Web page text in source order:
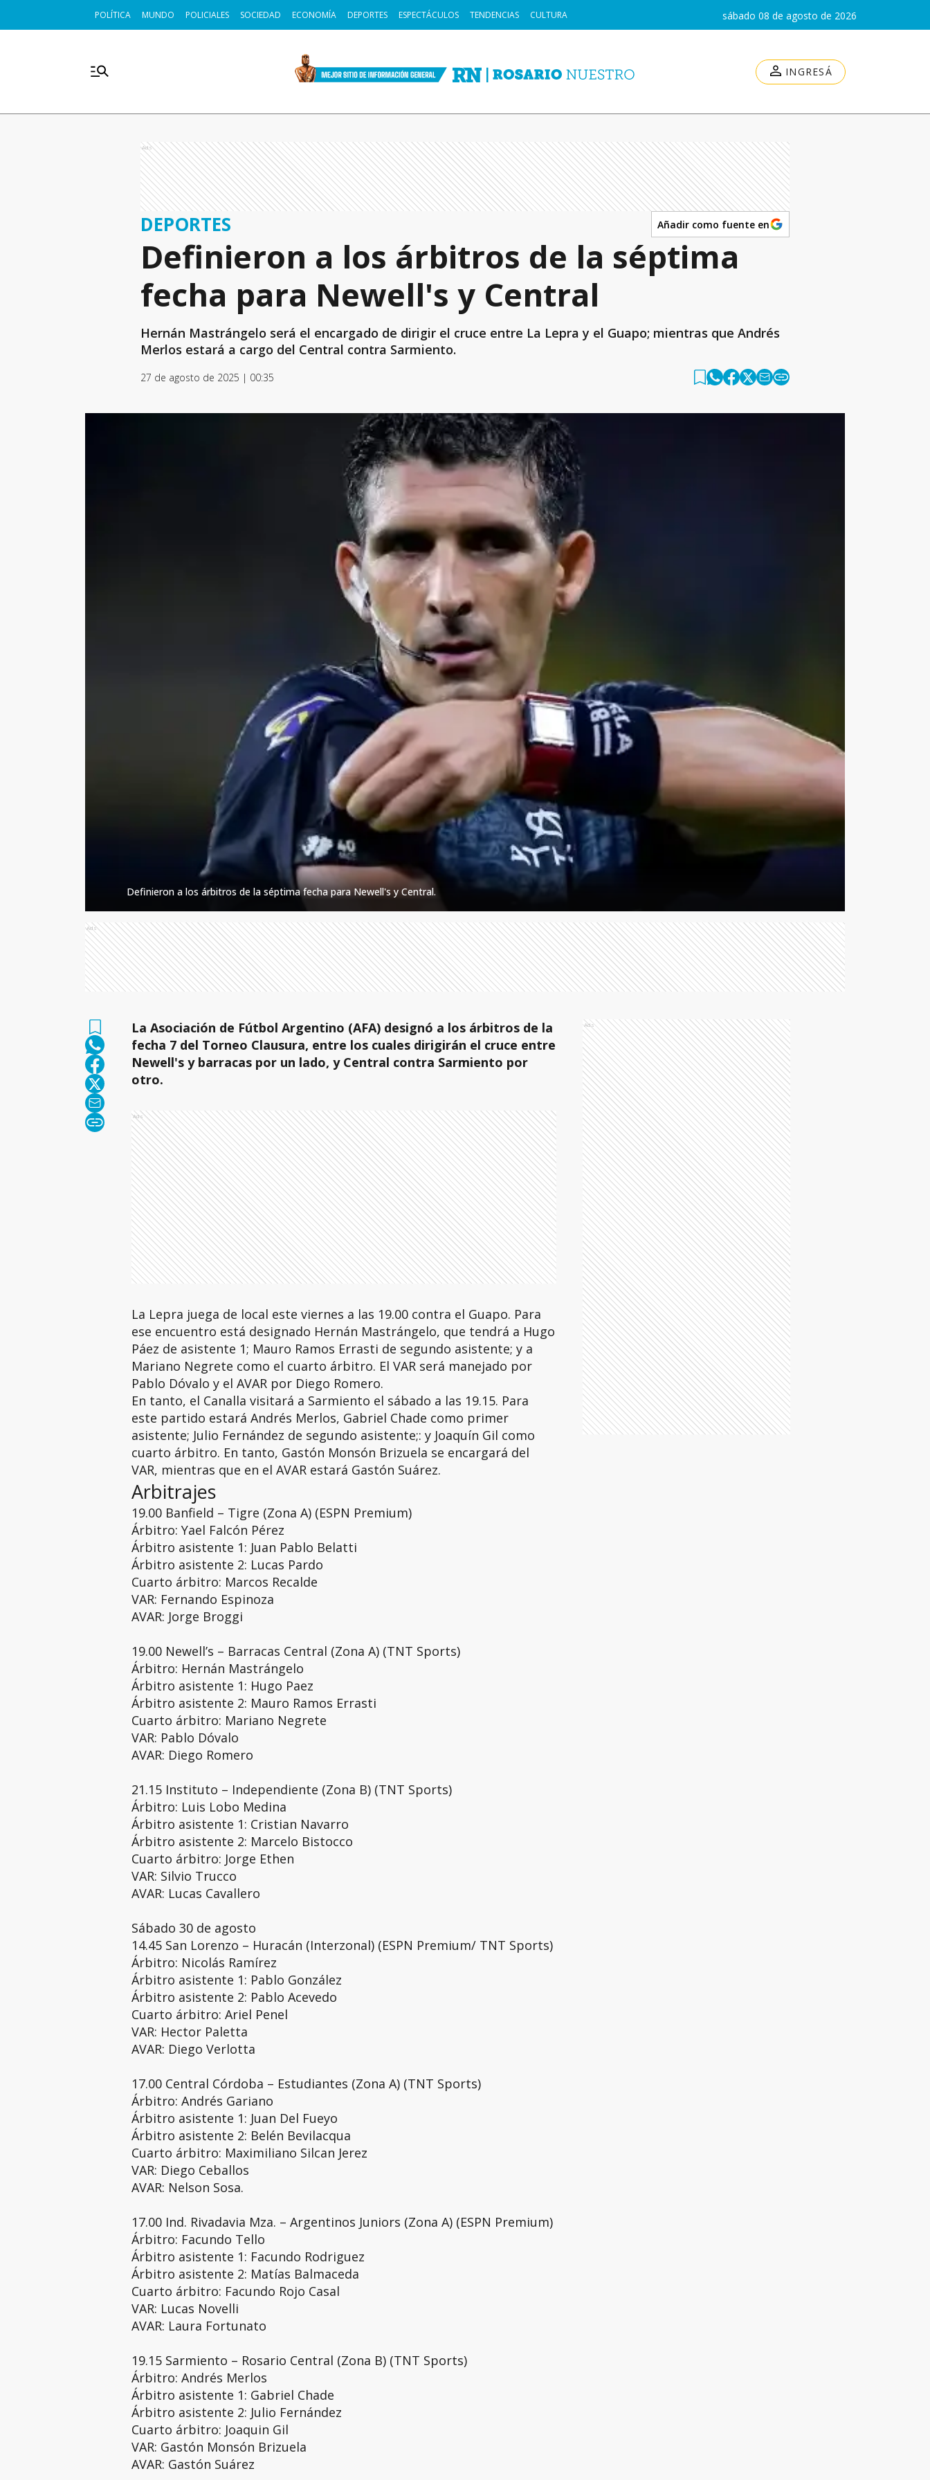
POLÍTICA MUNDO POLICIALES SOCIEDAD ECONOMÍA DEPORTES ESPECTÁCULOS TENDENCIAS CULTURA sábado 08 de agosto de 2026
INGRESÁ
Ads
DEPORTES Añadir como fuente en
Definieron a los árbitros de la séptima
fecha para Newell's y Central
Hernán Mastrángelo será el encargado de dirigir el cruce entre La Lepra y el Guapo; mientras que Andrés
Merlos estará a cargo del Central contra Sarmiento.
27 de agosto de 2025 | 00:35
Definieron a los árbitros de la séptima fecha para Newell's y Central.
Ads
La Asociación de Fútbol Argentino (AFA) designó a los árbitros de la
fecha 7 del Torneo Clausura, entre los cuales dirigirán el cruce entre
Newell's y barracas por un lado, y Central contra Sarmiento por
otro.
Ads
La Lepra juega de local este viernes a las 19.00 contra el Guapo. Para
ese encuentro está designado Hernán Mastrángelo, que tendrá a Hugo
Páez de asistente 1; Mauro Ramos Errasti de segundo asistente; y a
Mariano Negrete como el cuarto árbitro. El VAR será manejado por
Pablo Dóvalo y el AVAR por Diego Romero.
En tanto, el Canalla visitará a Sarmiento el sábado a las 19.15. Para
este partido estará Andrés Merlos, Gabriel Chade como primer
asistente; Julio Fernández de segundo asistente;: y Joaquín Gil como
cuarto árbitro. En tanto, Gastón Monsón Brizuela se encargará del
VAR, mientras que en el AVAR estará Gastón Suárez.
Arbitrajes
19.00 Banfield – Tigre (Zona A) (ESPN Premium)
Árbitro: Yael Falcón Pérez
Árbitro asistente 1: Juan Pablo Belatti
Árbitro asistente 2: Lucas Pardo
Cuarto árbitro: Marcos Recalde
VAR: Fernando Espinoza
AVAR: Jorge Broggi
19.00 Newell’s – Barracas Central (Zona A) (TNT Sports)
Árbitro: Hernán Mastrángelo
Árbitro asistente 1: Hugo Paez
Árbitro asistente 2: Mauro Ramos Errasti
Cuarto árbitro: Mariano Negrete
VAR: Pablo Dóvalo
AVAR: Diego Romero
21.15 Instituto – Independiente (Zona B) (TNT Sports)
Árbitro: Luis Lobo Medina
Árbitro asistente 1: Cristian Navarro
Árbitro asistente 2: Marcelo Bistocco
Cuarto árbitro: Jorge Ethen
VAR: Silvio Trucco
AVAR: Lucas Cavallero
Sábado 30 de agosto
14.45 San Lorenzo – Huracán (Interzonal) (ESPN Premium/ TNT Sports)
Árbitro: Nicolás Ramírez
Árbitro asistente 1: Pablo González
Árbitro asistente 2: Pablo Acevedo
Cuarto árbitro: Ariel Penel
VAR: Hector Paletta
AVAR: Diego Verlotta
17.00 Central Córdoba – Estudiantes (Zona A) (TNT Sports)
Árbitro: Andrés Gariano
Árbitro asistente 1: Juan Del Fueyo
Árbitro asistente 2: Belén Bevilacqua
Cuarto árbitro: Maximiliano Silcan Jerez
VAR: Diego Ceballos
AVAR: Nelson Sosa.
17.00 Ind. Rivadavia Mza. – Argentinos Juniors (Zona A) (ESPN Premium)
Árbitro: Facundo Tello
Árbitro asistente 1: Facundo Rodriguez
Árbitro asistente 2: Matías Balmaceda
Cuarto árbitro: Facundo Rojo Casal
VAR: Lucas Novelli
AVAR: Laura Fortunato
19.15 Sarmiento – Rosario Central (Zona B) (TNT Sports)
Árbitro: Andrés Merlos
Árbitro asistente 1: Gabriel Chade
Árbitro asistente 2: Julio Fernández
Cuarto árbitro: Joaquin Gil
VAR: Gastón Monsón Brizuela
AVAR: Gastón Suárez
Ads